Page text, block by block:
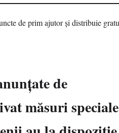
de
măsuri speciale